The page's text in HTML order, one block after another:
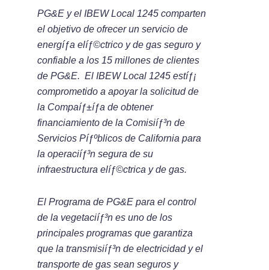
PG&E y el IBEW Local 1245 comparten
el objetivo de ofrecer un servicio de
energíƒ­a elíƒ©ctrico y de gas seguro y
confiable a los 15 millones de clientes
de PG&E. El IBEW Local 1245 estíƒ¡
comprometido a apoyar la solicitud de
la Compaíƒ±íƒ­a de obtener
financiamiento de la Comisiíƒ³n de
Servicios Píƒºblicos de California para
la operaciíƒ³n segura de su
infraestructura elíƒ©ctrica y de gas.
El Programa de PG&E para el control
de la vegetaciíƒ³n es uno de los
principales programas que garantiza
que la transmisiíƒ³n de electricidad y el
transporte de gas sean seguros y